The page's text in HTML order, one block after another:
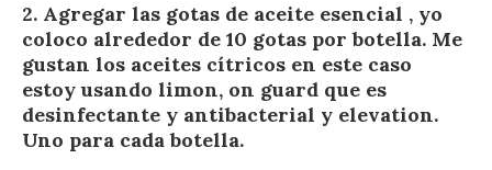
2. Agregar las gotas de aceite esencial , yo
coloco alrededor de 10 gotas por botella. Me
gustan los aceites cítricos en este caso
estoy usando limon, on guard que es
desinfectante y antibacterial y elevation.
Uno para cada botella.